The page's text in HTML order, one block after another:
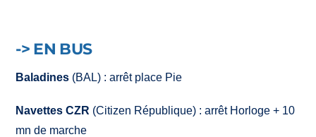
-> EN BUS
Baladines (BAL) : arrêt place Pie
Navettes CZR (Citizen République) : arrêt Horloge + 10
mn de marche